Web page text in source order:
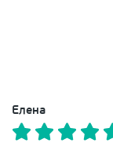
Елена